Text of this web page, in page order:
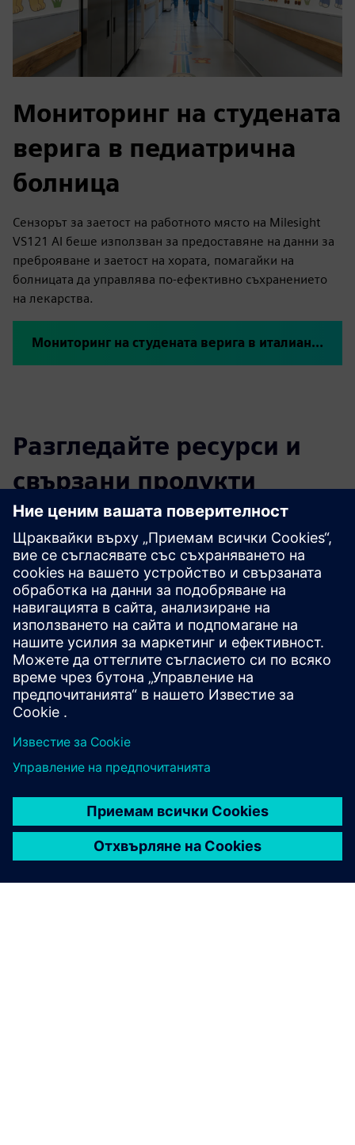
Мониторинг на студената
верига в педиатрична
болница
Сензорът за заетост на работното място на Milesight
VS121 AI беше използван за предоставяне на данни за
преброяване и заетост на хората, помагайки на
болницата да управлява по-ефективно съхранението
на лекарства.
Мониторинг на студената верига в италианска педиатрична болница
Разгледайте ресурси и
свързани продукти
Допълнителна информация и
ресурси
VS121/VS121-P Технически данни
VS121 Ръководство за потребителя
VS121-P Ръководство за потребителя
ВС121/ВС121-П бяла книга
Ръководство за интеграция: Sensors Milesight LoRaWAN
с Siemens Building X